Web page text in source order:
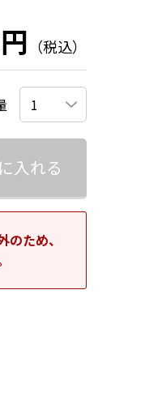
（税込）
入れる
ため、